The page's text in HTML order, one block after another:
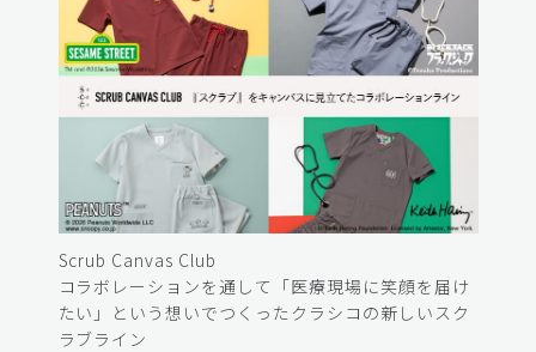
Scrub Canvas Club
コラボレーションを通して「医療現場に笑顔を届け
たい」という想いでつくったクラシコの新しいスク
ラブライン